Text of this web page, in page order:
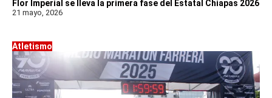
Flor Imperial se lleva la primera fase del Estatal Chiapas 2026
21 mayo, 2026
Atletismo